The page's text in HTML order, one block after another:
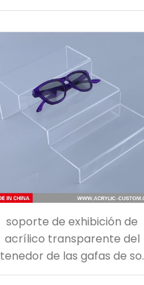
soporte de exhibición de
acrílico transparente del
tenedor de las gafas de sol
de la escalera